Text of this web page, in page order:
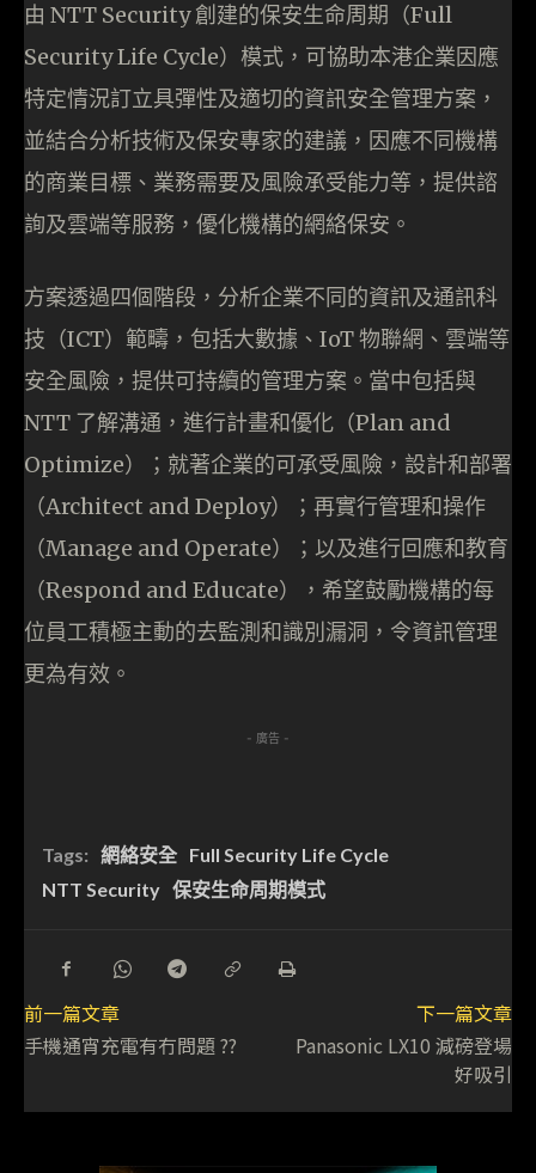
由 NTT Security 創建的保安生命周期（Full
Security Life Cycle）模式，可協助本港企業因應
特定情況訂立具彈性及適切的資訊安全管理方案，
並結合分析技術及保安專家的建議，因應不同機構
的商業目標、業務需要及風險承受能力等，提供諮
詢及雲端等服務，優化機構的網絡保安。
方案透過四個階段，分析企業不同的資訊及通訊科
技（ICT）範疇，包括大數據、IoT 物聯網、雲端等
安全風險，提供可持續的管理方案。當中包括與
NTT 了解溝通，進行計畫和優化（Plan and
Optimize）；就著企業的可承受風險，設計和部署
（Architect and Deploy）；再實行管理和操作
（Manage and Operate）；以及進行回應和教育
（Respond and Educate），希望鼓勵機構的每
位員工積極主動的去監測和識別漏洞，令資訊管理
更為有效。
- 廣告 -
Tags: 網絡安全 Full Security Life Cycle
NTT Security 保安生命周期模式
前一篇文章
手機通宵充電有冇問題 ??
下一篇文章
Panasonic LX10 減磅登場
好吸引